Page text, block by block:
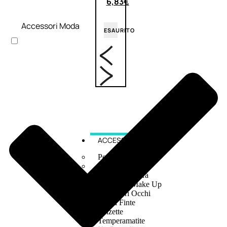
ESAURITO
ACCESSORI
Pennelli Viso
Pennelli Occhi
Pennelli Labbra
Accessori Make Up
Accessori Occhi
Ciglia Finte
Pinzette
Temperamatite
Accessori Moda